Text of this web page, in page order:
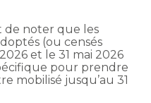
de noter que les
(ou censés
et le 31 mai 2026
pour prendre
mobilisé jusqu’au 31